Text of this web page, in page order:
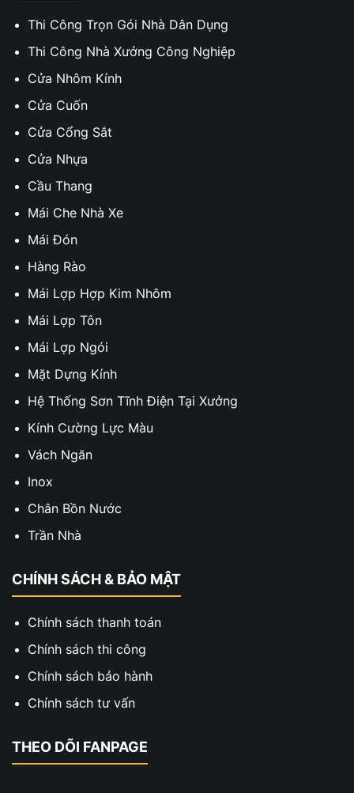
Thi Công Trọn Gói Nhà Dân Dụng
Thi Công Nhà Xưởng Công Nghiệp
Cửa Nhôm Kính
Cửa Cuốn
Cửa Cổng Sắt
Cửa Nhựa
Cầu Thang
Mái Che Nhà Xe
Mái Đón
Hàng Rào
Mái Lợp Hợp Kim Nhôm
Mái Lợp Tôn
Mái Lợp Ngói
Mặt Dựng Kính
Hệ Thống Sơn Tĩnh Điện Tại Xưởng
Kính Cường Lực Màu
Vách Ngăn
Inox
Chân Bồn Nước
Trần Nhà
CHÍNH SÁCH & BẢO MẬT
Chính sách thanh toán
Chính sách thi công
Chính sách bảo hành
Chính sách tư vấn
THEO DÕI FANPAGE